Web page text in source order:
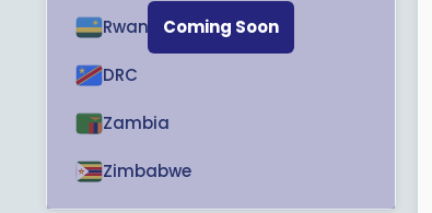
Coming Soon
Rwanda
DRC
Zambia
Zimbabwe